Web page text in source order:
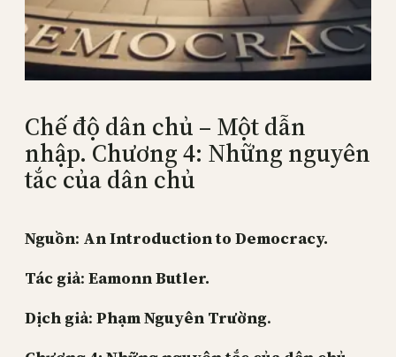
Chế độ dân chủ – Một dẫn
nhập. Chương 4: Những nguyên
tắc của dân chủ
Nguồn: An Introduction to Democracy.
Tác giả: Eamonn Butler.
Dịch giả: Phạm Nguyên Trường.